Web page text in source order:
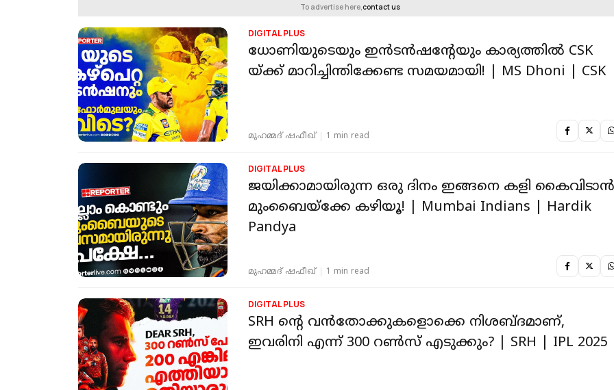
To advertise here,contact us
DIGITAL PLUS
ധോണിയുടെയും ഇൻടൻഷന്റേയും കാര്യത്തിൽ CSK
യ്ക്ക് മാറിച്ചിന്തിക്കേണ്ട സമയമായി! | MS Dhoni | CSK
മുഹമ്മദ് ഷഫീഖ് 1 min read
DIGITAL PLUS
ജയിക്കാമായിരുന്ന ഒരു ദിനം ഇങ്ങനെ കളി
മുംബൈയ്ക്കേ കഴിയൂ! | Mumbai Indians | Hardik
Pandya
മുഹമ്മദ് ഷഫീഖ് 1 min read
DIGITAL PLUS
SRH ന്റെ വൻതോക്കുകളൊക്കെ നിശബ്ദമാണ്,
ഇവരിനി എന്ന് 300 റൺസ് എടുക്കും? | SRH | IPL 2025